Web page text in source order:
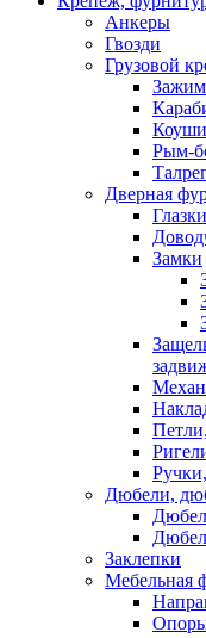
Анкеры
Гвозди
Грузовой
Коуши
Рым-
Дверная
Замки
Дюбели,
Заклепки
Мебельная